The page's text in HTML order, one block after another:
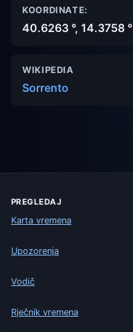
KOORDINATE:
40.6263 °, 14.3758 °
WIKIPEDIA
Sorrento
PREGLEDAJ
Karta vremena
Upozorenja
Vodič
Rječnik vremena